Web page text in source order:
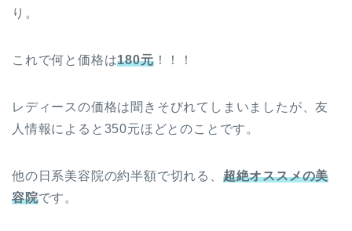
り。
これで何と価格は180元！！！
レディースの価格は聞きそびれてしまいましたが、友
人情報によると350元ほどとのことです。
他の日系美容院の約半額で切れる、 超絶オススメの美
容院です。